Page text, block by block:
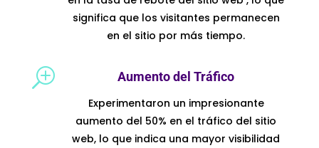
significa que los visitantes permanecen
en el sitio por más tiempo.
T Aumento del Tráfico
Experimentaron un impresionante
aumento del 50% en el tráfico del sitio
web, lo que indica una mayor visibilidad